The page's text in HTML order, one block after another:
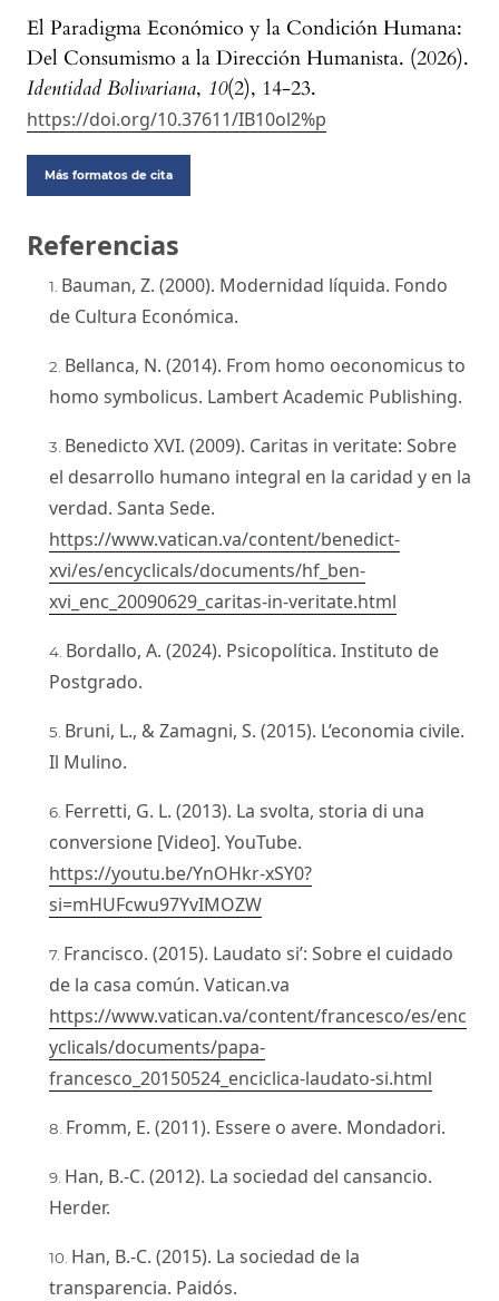
El Paradigma Económico y la Condición Humana:
Del Consumismo a la Dirección Humanista. (2026).
Identidad Bolivariana, 10(2), 14-23.
https://doi.org/10.37611/IB10ol2%p
Más formatos de cita
Referencias
Bauman, Z. (2000). Modernidad líquida. Fondo
de Cultura Económica.
Bellanca, N. (2014). From homo oeconomicus to
homo symbolicus. Lambert Academic Publishing.
Benedicto XVI. (2009). Caritas in veritate: Sobre
el desarrollo humano integral en la caridad y en la
verdad. Santa Sede.
https://www.vatican.va/content/benedict-
xvi/es/encyclicals/documents/hf_ben-
xvi_enc_20090629_caritas-in-veritate.html
Bordallo, A. (2024). Psicopolítica. Instituto de
Postgrado.
Bruni, L., & Zamagni, S. (2015). L’economia civile.
Il Mulino.
Ferretti, G. L. (2013). La svolta, storia di una
conversione [Video]. YouTube.
https://youtu.be/YnOHkr-xSY0?
si=mHUFcwu97YvIMOZW
Francisco. (2015). Laudato si’: Sobre el cuidado
de la casa común. Vatican.va
https://www.vatican.va/content/francesco/es/enc
yclicals/documents/papa-
francesco_20150524_enciclica-laudato-si.html
Fromm, E. (2011). Essere o avere. Mondadori.
Han, B.-C. (2012). La sociedad del cansancio.
Herder.
Han, B.-C. (2015). La sociedad de la
transparencia. Paidós.